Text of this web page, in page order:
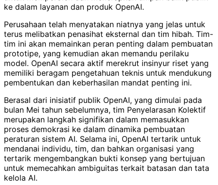
ke dalam layanan dan produk OpenAI.
Perusahaan telah menyatakan niatnya yang jelas untuk
terus melibatkan penasihat eksternal dan tim hibah. Tim-
tim ini akan memainkan peran penting dalam pembuatan
prototipe, yang kemudian akan memandu perilaku
model. OpenAI secara aktif merekrut insinyur riset yang
memiliki beragam pengetahuan teknis untuk mendukung
pembentukan dan keberhasilan mandat penting ini.
Berasal dari inisiatif publik OpenAI, yang dimulai pada
bulan Mei tahun sebelumnya, tim Penyelarasan Kolektif
merupakan langkah signifikan dalam memasukkan
proses demokrasi ke dalam dinamika pembuatan
peraturan sistem AI. Selama ini, OpenAI tertarik untuk
mendanai individu, tim, dan bahkan organisasi yang
tertarik mengembangkan bukti konsep yang bertujuan
untuk memecahkan ambiguitas terkait batasan dan tata
kelola AI.